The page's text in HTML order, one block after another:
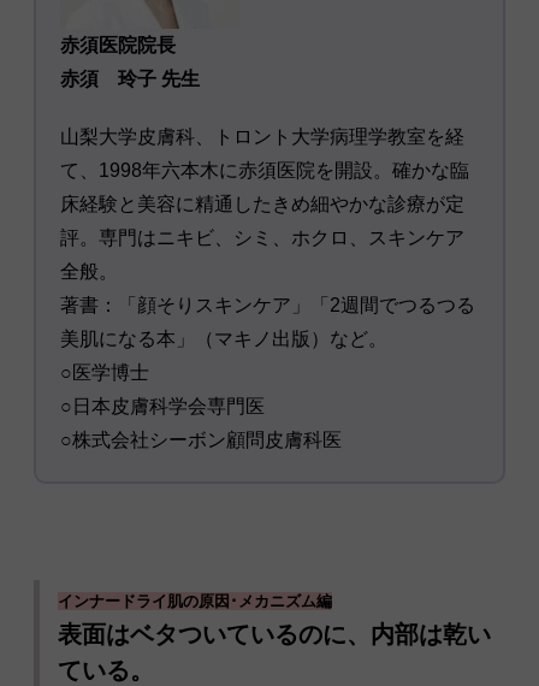
赤須医院院長
赤須 玲子 先生
山梨大学皮膚科、トロント大学病理学教室を経
て、1998年六本木に赤須医院を開設。確かな臨
床経験と美容に精通したきめ細やかな診療が定
評。専門はニキビ、シミ、ホクロ、スキンケア
全般。
著書：「顔そりスキンケア」「2週間でつるつる
美肌になる本」（マキノ出版）など。
○医学博士
○日本皮膚科学会専門医
○株式会社シーボン顧問皮膚科医
インナードライ肌の原因･メカニズム編
表面はベタついているのに、内部は乾い
ている。